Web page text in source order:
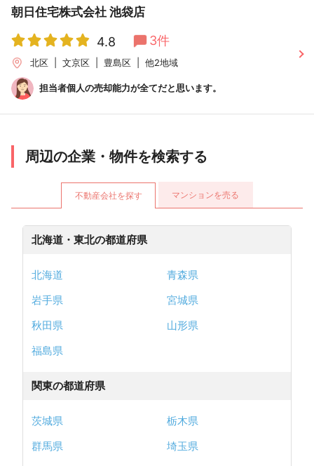
朝日住宅株式会社 池袋店
4.8 3件
北区 文京区 豊島区 他2地域
担当者個人の売却能力が全てだと思います。
周辺の企業・物件を検索する
不動産会社を探す マンションを売る
北海道・東北の都道府県
北海道
青森県
岩手県
宮城県
秋田県
山形県
福島県
関東の都道府県
茨城県
栃木県
群馬県
埼玉県